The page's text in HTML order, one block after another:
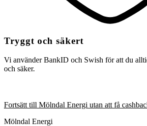
Tryggt och säkert
Vi använder BankID och Swish för att du
och säker.
Fortsätt till Mölndal Energi utan att få
Mölndal Energi